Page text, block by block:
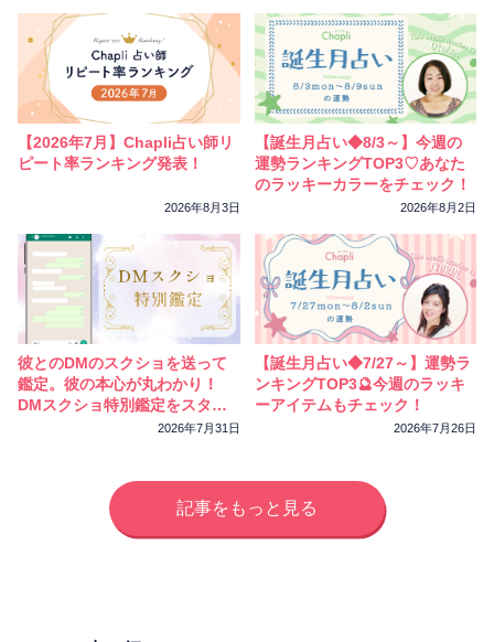
【2026年7月】Chapli占い師リ
ピート率ランキング発表！
2026年8月3日
【誕生月占い◆8/3～】今週の
運勢ランキングTOP3♡あなた
のラッキーカラーをチェック！
2026年8月2日
彼とのDMのスクショを送って
鑑定。彼の本心が丸わかり！
DMスクショ特別鑑定をスター
2026年7月31日
【誕生月占い◆7/27～】運勢ラ
ンキングTOP3🔮今週のラッキ
ーアイテムもチェック！
2026年7月26日
記事をもっと見る